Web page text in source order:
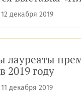
12 декабря 2019
лауреаты
2019 году
11 декабря 2019